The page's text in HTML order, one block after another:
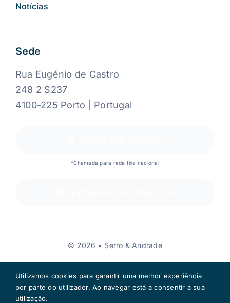
Notícias
Sede
Rua Eugénio de Castro
248 2 S237
4100-225 Porto | Portugal
*Chamada para rede fixa nacional
© 2026 • Serro & Andrade
Utilizamos cookies para garantir uma melhor experiência
por parte do utilizador. Ao navegar está a consentir a sua
utilização.